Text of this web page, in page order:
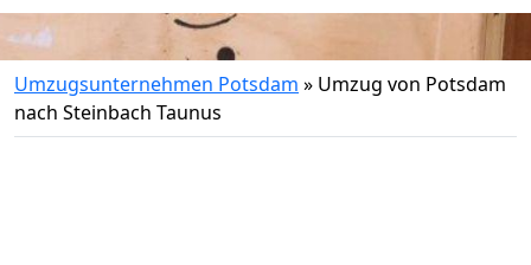
Umzugsunternehmen Potsdam » Umzug von Potsdam
nach Steinbach Taunus